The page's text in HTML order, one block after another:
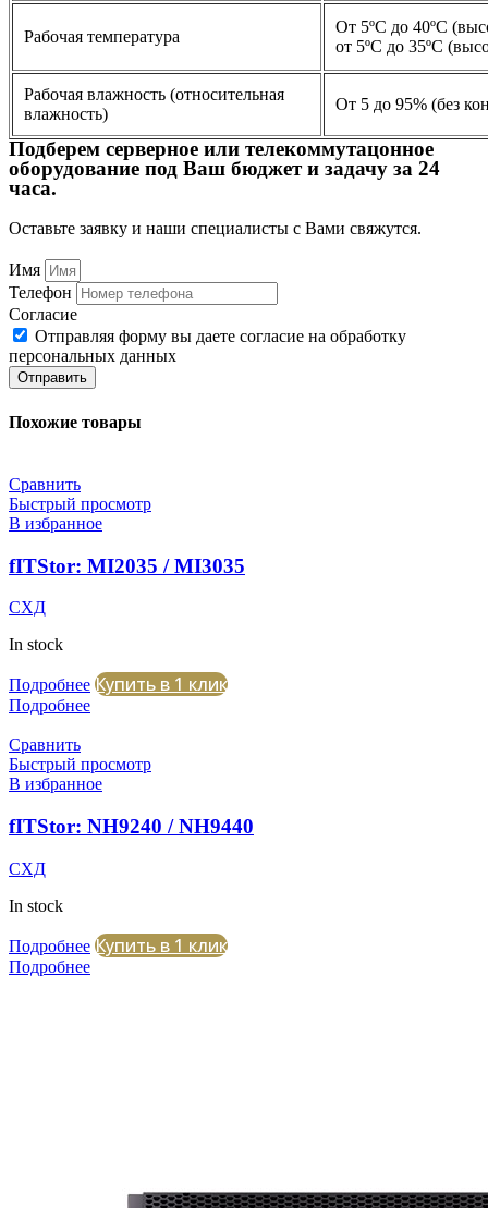
Рабочая температура
От 5ºC до 40ºC
от 5ºC до 35ºC
Рабочая влажность (относительная
влажность)
От 5 до 95% (без
Подберем серверное или телекоммутацонное
оборудование под Ваш бюджет и задачу за 24
часа.
Оставьте заявку и наши специалисты с Вами свяжутся.
Имя
Телефон
Согласие
Отправляя форму вы даете согласие на обработку
персональных данных
Отправить
Похожие товары
Сравнить
Быстрый просмотр
В избранное
fITStor: MI2035 / MI3035
СХД
In stock
Подробнее Купить в 1 клик
Подробнее
Сравнить
Быстрый просмотр
В избранное
fITStor: NH9240 / NH9440
СХД
In stock
Подробнее Купить в 1 клик
Подробнее